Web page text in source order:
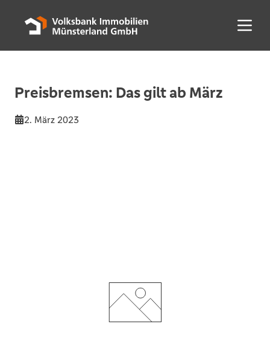
Menü
Preisbremsen: Das gilt ab März
2. März 2023